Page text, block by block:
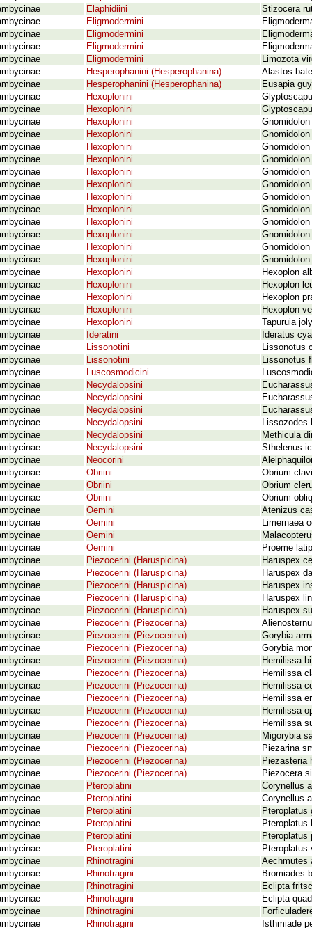
Elaphidiini
Stizocera
Eligmodermini
Eligmodermini
Eligmodermini
Eligmodermini
Limozota
Hesperophanini (Hesperophanina)
Alastos
Hesperophanini (Hesperophanina)
Eusapia
Hexoplonini
Hexoplonini
Hexoplonini
Hexoplonini
Hexoplonini
Hexoplonini
Hexoplonini
Hexoplonini
Hexoplonini
Hexoplonini
Hexoplonini
Hexoplonini
Hexoplonini
Hexoplonini
Hexoplonini
Hexoplon
Hexoplonini
Hexoplon
Hexoplonini
Hexoplon
Hexoplonini
Hexoplon
Hexoplonini
Tapuruia
Ideratini
Ideratus
Lissonotini
Lissonotus
Lissonotini
Lissonotus
Luscosmodicini
Necydalopsini
Necydalopsini
Necydalopsini
Necydalopsini
Lissozodes
Necydalopsini
Methicula
Necydalopsini
Sthelenus
Neocorini
Obriini
Obrium
Obriini
Obrium
Obriini
Obrium
Oemini
Atenizus
Oemini
Limernaea
Oemini
Oemini
Proeme
Piezocerini (Haruspicina)
Haruspex
Piezocerini (Haruspicina)
Haruspex
Piezocerini (Haruspicina)
Haruspex
Piezocerini (Haruspicina)
Haruspex
Piezocerini (Haruspicina)
Haruspex
Piezocerini (Piezocerina)
Piezocerini (Piezocerina)
Gorybia
Piezocerini (Piezocerina)
Gorybia
Piezocerini (Piezocerina)
Hemilissa
Piezocerini (Piezocerina)
Hemilissa
Piezocerini (Piezocerina)
Hemilissa
Piezocerini (Piezocerina)
Hemilissa
Piezocerini (Piezocerina)
Hemilissa
Piezocerini (Piezocerina)
Hemilissa
Piezocerini (Piezocerina)
Migorybia
Piezocerini (Piezocerina)
Piezarina
Piezocerini (Piezocerina)
Piezasteria
Piezocerini (Piezocerina)
Piezocera
Pteroplatini
Corynellus
Pteroplatini
Corynellus
Pteroplatini
Pteroplatus
Pteroplatini
Pteroplatus
Pteroplatini
Pteroplatus
Pteroplatini
Pteroplatus
Rhinotragini
Aechmutes
Rhinotragini
Bromiades
Rhinotragini
Eclipta
Rhinotragini
Eclipta
Rhinotragini
Rhinotragini
Isthmiade